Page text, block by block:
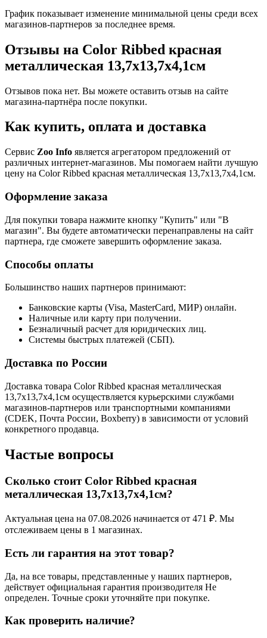
График показывает изменение минимальной цены среди всех
магазинов-партнеров за последнее время.
Отзывы на Color Ribbed красная
металлическая 13,7х13,7х4,1cм
Отзывов пока нет. Вы можете оставить отзыв на сайте
магазина-партнёра после покупки.
Как купить, оплата и доставка
Сервис Zoo Info является агрегатором предложений от
различных интернет-магазинов. Мы помогаем найти лучшую
цену на Color Ribbed красная металлическая 13,7х13,7х4,1cм.
Оформление заказа
Для покупки товара нажмите кнопку "Купить" или "В
магазин". Вы будете автоматически перенаправлены на сайт
партнера, где сможете завершить оформление заказа.
Способы оплаты
Большинство наших партнеров принимают:
Банковские карты (Visa, MasterCard, МИР) онлайн.
Наличные или карту при получении.
Безналичный расчет для юридических лиц.
Системы быстрых платежей (СБП).
Доставка по России
Доставка товара Color Ribbed красная металлическая
13,7х13,7х4,1cм осуществляется курьерскими службами
магазинов-партнеров или транспортными компаниями
(CDEK, Почта России, Boxberry) в зависимости от условий
конкретного продавца.
Частые вопросы
Сколько стоит Color Ribbed красная
металлическая 13,7х13,7х4,1cм?
Актуальная цена на 07.08.2026 начинается от 471 ₽. Мы
отслеживаем цены в 1 магазинах.
Есть ли гарантия на этот товар?
Да, на все товары, представленные у наших партнеров,
действует официальная гарантия производителя Не
определен. Точные сроки уточняйте при покупке.
Как проверить наличие?